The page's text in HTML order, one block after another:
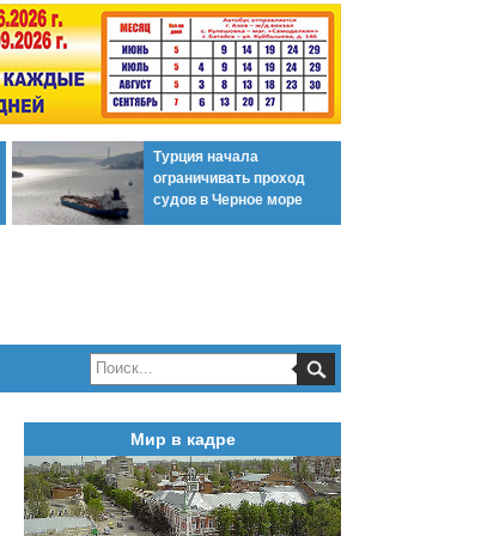
Турция начала
ограничивать проход
судов в Черное море
Мир в кадре